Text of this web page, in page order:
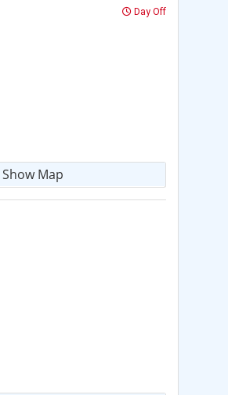
Day Off
Show Map